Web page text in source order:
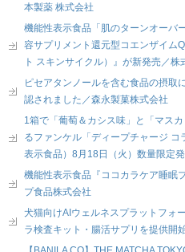
本製薬 株式会社
機能性表示食品「肌のターンオーバ
容サプリメント還元型コエンザイム
ト スキンサイクル）』が新発売／株
ピセアタンノールを含む食品の摂取
認されました／森永製菓株式会社
1箱で「葡萄＆カシス味」と「マス
るファンケル「ディープチャージ
表示食品）8月18日（火）数量限定
機能性表示食品『ココカラケア睡眠
プ食品株式会社
犬猫向けAIウェルネスプラットフォ
ラ検査キット・腸活サプリを提供開